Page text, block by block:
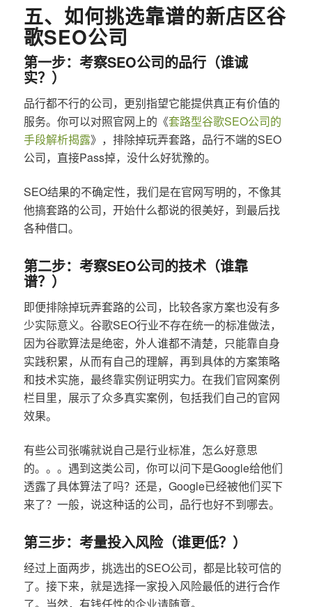
五、如何挑选靠谱的新店区谷
歌SEO公司
第一步：考察SEO公司的品行（谁诚
实？）
品行都不行的公司，更别指望它能提供真正有价值的
服务。你可以对照官网上的《套路型谷歌SEO公司的
手段解析揭露》，排除掉玩弄套路，品行不端的SEO
公司，直接Pass掉，没什么好犹豫的。
SEO结果的不确定性，我们是在官网写明的，不像其
他搞套路的公司，开始什么都说的很美好，到最后找
各种借口。
第二步：考察SEO公司的技术（谁靠
谱？）
即便排除掉玩弄套路的公司，比较各家方案也没有多
少实际意义。谷歌SEO行业不存在统一的标准做法，
因为谷歌算法是绝密，外人谁都不清楚，只能靠自身
实践积累，从而有自己的理解，再到具体的方案策略
和技术实施，最终靠实例证明实力。在我们官网案例
栏目里，展示了众多真实案例，包括我们自己的官网
效果。
有些公司张嘴就说自己是行业标准，怎么好意思
的。。。遇到这类公司，你可以问下是Google给他们
透露了具体算法了吗？还是，Google已经被他们买下
来了？一般，说这种话的公司，品行也好不到哪去。
第三步：考量投入风险（谁更低？）
经过上面两步，挑选出的SEO公司，都是比较可信的
了。接下来，就是选择一家投入风险最低的进行合作